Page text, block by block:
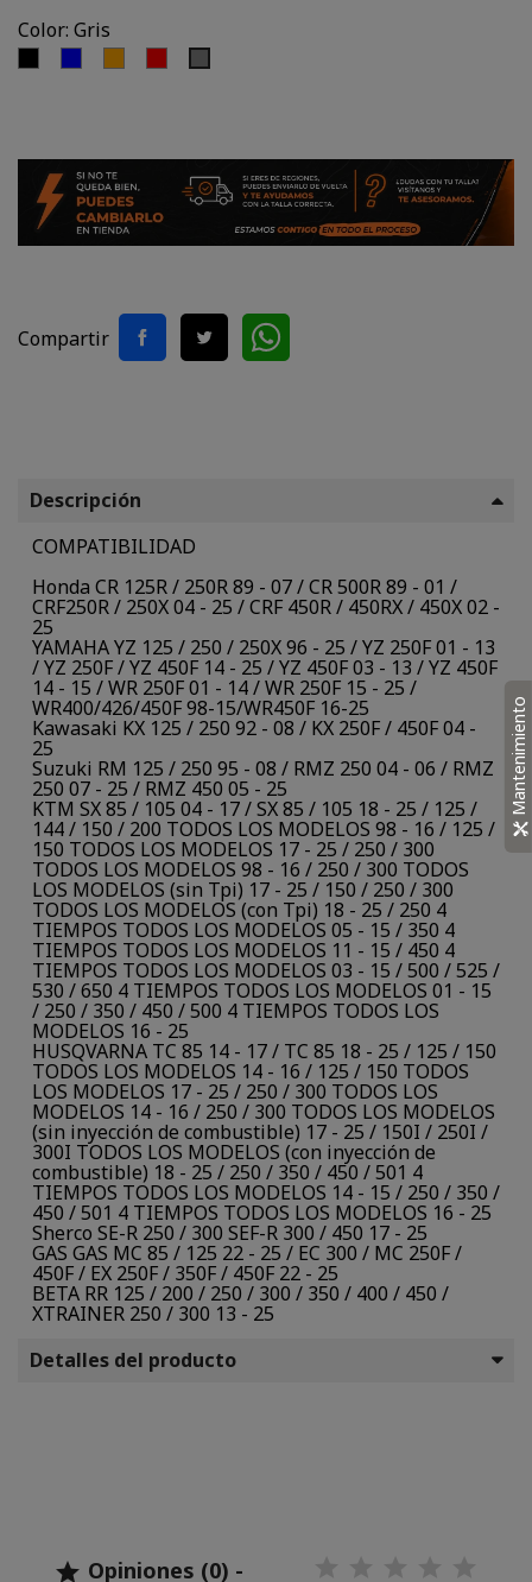
Color: Gris
Rojo
Compartir
Descripción
COMPATIBILIDAD
Honda CR 125R / 250R 89 - 07 / CR 500R 89 - 01 /
CRF250R / 250X 04 - 25 / CRF 450R / 450RX / 450X 02 -
25
YAMAHA YZ 125 / 250 / 250X 96 - 25 / YZ 250F 01 - 13
/ YZ 250F / YZ 450F 14 - 25 / YZ 450F 03 - 13 / YZ 450F
14 - 15 / WR 250F 01 - 14 / WR 250F 15 - 25 /
WR400/426/450F 98-15/WR450F 16-25
Kawasaki KX 125 / 250 92 - 08 / KX 250F / 450F 04 -
25
Suzuki RM 125 / 250 95 - 08 / RMZ 250 04 - 06 / RMZ
250 07 - 25 / RMZ 450 05 - 25
KTM SX 85 / 105 04 - 17 / SX 85 / 105 18 - 25 / 125 /
144 / 150 / 200 TODOS LOS MODELOS 98 - 16 / 125 /
150 TODOS LOS MODELOS 17 - 25 / 250 / 300
TODOS LOS MODELOS 98 - 16 / 250 / 300 TODOS
LOS MODELOS (sin Tpi) 17 - 25 / 150 / 250 / 300
TODOS LOS MODELOS (con Tpi) 18 - 25 / 250 4
TIEMPOS TODOS LOS MODELOS 05 - 15 / 350 4
TIEMPOS TODOS LOS MODELOS 11 - 15 / 450 4
TIEMPOS TODOS LOS MODELOS 03 - 15 / 500 / 525 /
530 / 650 4 TIEMPOS TODOS LOS MODELOS 01 - 15
/ 250 / 350 / 450 / 500 4 TIEMPOS TODOS LOS
MODELOS 16 - 25
HUSQVARNA TC 85 14 - 17 / TC 85 18 - 25 / 125 / 150
TODOS LOS MODELOS 14 - 16 / 125 / 150 TODOS
LOS MODELOS 17 - 25 / 250 / 300 TODOS LOS
MODELOS 14 - 16 / 250 / 300 TODOS LOS MODELOS
(sin inyección de combustible) 17 - 25 / 150I / 250I /
300I TODOS LOS MODELOS (con inyección de
combustible) 18 - 25 / 250 / 350 / 450 / 501 4
TIEMPOS TODOS LOS MODELOS 14 - 15 / 250 / 350 /
450 / 501 4 TIEMPOS TODOS LOS MODELOS 16 - 25
Sherco SE-R 250 / 300 SEF-R 300 / 450 17 - 25
GAS GAS MC 85 / 125 22 - 25 / EC 300 / MC 250F /
450F / EX 250F / 350F / 450F 22 - 25
BETA RR 125 / 200 / 250 / 300 / 350 / 400 / 450 /
XTRAINER 250 / 300 13 - 25
Detalles del producto
 Opiniones (0) -
Mantenimiento